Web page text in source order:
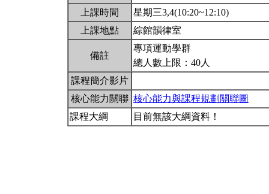
上課時間
星期三3,4(10:20~12:10)
上課地點
綜館韻律室
備註
專項運動學群
總人數上限：40人
課程簡介影片
核心能力關聯 核心能力與課程規劃關聯圖
課程大綱
目前無該大綱資料！